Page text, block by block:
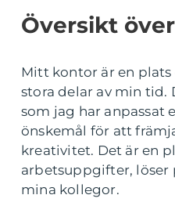
Översikt
Mitt kontor är en
stora delar av min tid.
som jag har anpassat
önskemål för att
kreativitet. Det är en
arbetsuppgifter,
mina kollegor.